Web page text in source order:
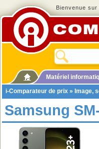
Bienvenue
Matériel
i-Comparateur de prix » Image,
Samsung